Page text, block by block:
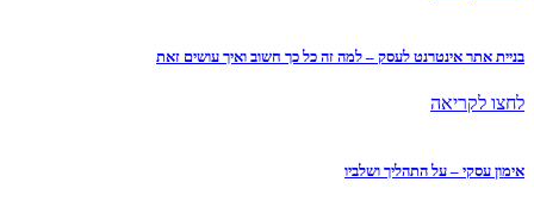
בניית אתר אינטרנט לעסק – למה זה כל כך חשוב ואיך עושים זאת
לחצו לקריאה
אימון עסקי – על התהליך ושלביו